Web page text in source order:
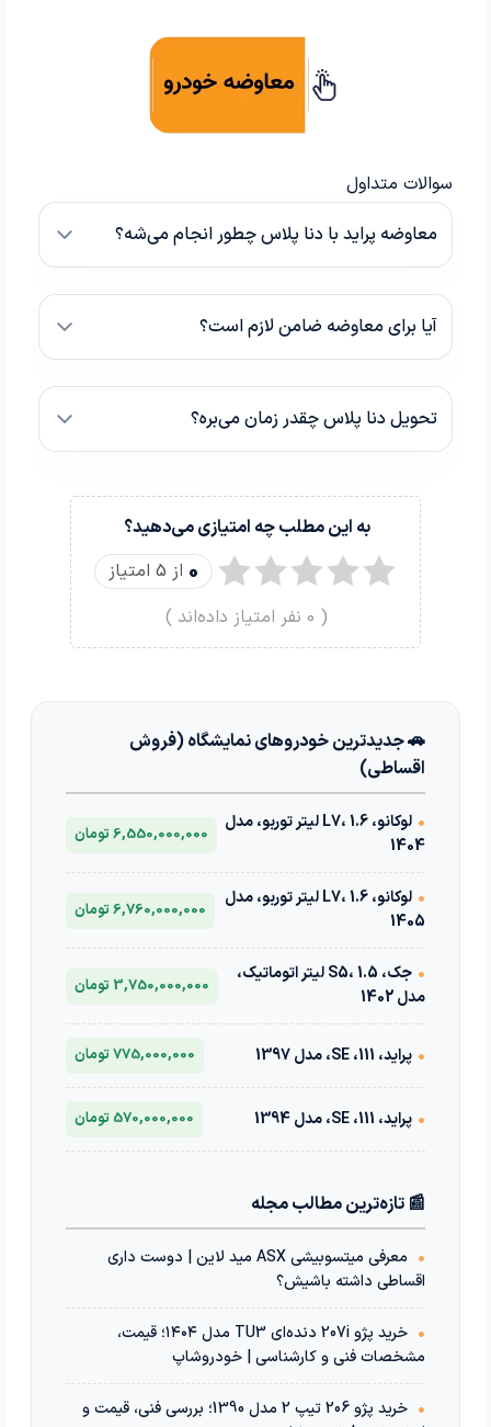
سوالات متداول
معاوضه پراید با دنا پلاس چطور انجام می‌شه؟
آیا برای معاوضه ضامن لازم است؟
تحویل دنا پلاس چقدر زمان می‌بره؟
به این مطلب چه امتیازی می‌دهید؟
0 از 5 امتیاز
(
0 نفر امتیاز داده‌اند )
🚗 جدیدترین خودروهای نمایشگاه (فروش
اقساطی)
•
لوکانو، L7، 1.6 لیتر توربو، مدل
1404
6,550,000,000 تومان
•
لوکانو، L7، 1.6 لیتر توربو، مدل
1405
6,760,000,000 تومان
•
جک، S5، 1.5 لیتر اتوماتیک،
مدل 1402
3,750,000,000 تومان
• پراید، 111، SE، مدل 1397 775,000,000 تومان
• پراید، 111، SE، مدل 1394 570,000,000 تومان
📰 تازه‌ترین مطالب مجله
•
معرفی میتسوبیشی ASX مید لاین | دوست داری
اقساطی داشته باشیش؟
•
خرید پژو 207i دنده‌ای TU3 مدل ۱۴۰۴؛ قیمت،
مشخصات فنی و کارشناسی | خودروشاپ
•
خرید پژو 206 تیپ 2 مدل 1390؛ بررسی فنی، قیمت و